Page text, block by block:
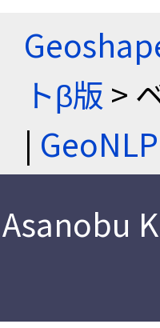
トβ版 >
| GeoNLP
Asanobu